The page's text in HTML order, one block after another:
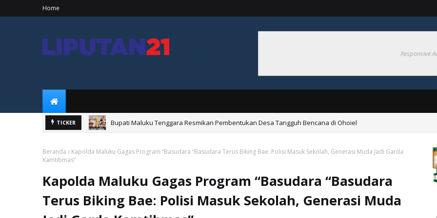
Home
Responsive
TICKER Bupati Maluku Tenggara Resmikan Pembentukan Desa Tangguh Bencana di Ohoiel
Beranda
Kapolda Maluku Gagas Program “Basudara “Basudara Terus Biking Bae: Polisi Masuk Sekolah, Generasi Muda Jadi Garda
Kamtibmas”
Kapolda Maluku Gagas Program “Basudara “Basudara
Terus Biking Bae: Polisi Masuk Sekolah, Generasi Muda